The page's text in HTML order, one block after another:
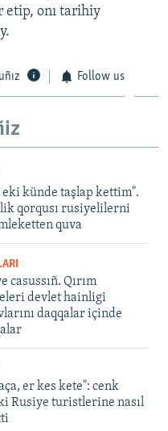
etip, onı tarihiy
Follow us
eki künde taşlap kettim".
qorqusı rusiyelilerni
quva
casussıñ. Qırım
devlet hainligi
daqqalar içinde
er kes kete": cenk
Rusiye turistlerine nasıl